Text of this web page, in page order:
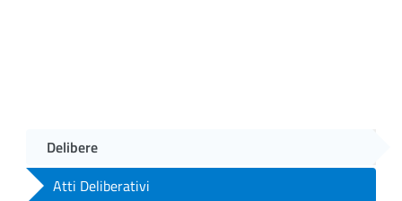
Delibere
Atti Deliberativi